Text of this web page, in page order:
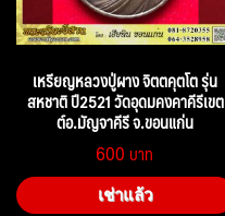
เหรียญหลวงปู่ผาง จิตตคุตโต รุ่น
สหชาติ ปี2521 วัดอุดมคงคาคีรีเขต
ต์อ.มัญจาคีรี จ.ขอนแก่น
600
เช่าแล้ว